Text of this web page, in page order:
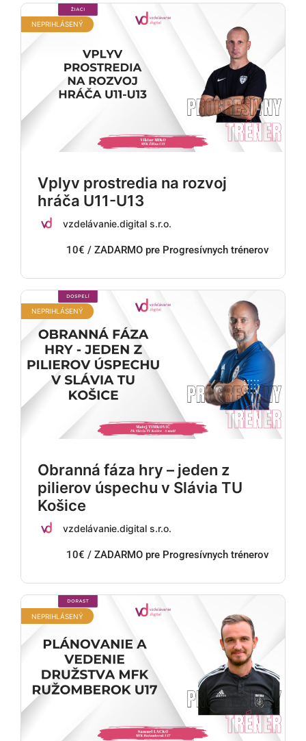
NEPRIHLÁSENÝ
Vplyv prostredia na rozvoj
hráča U11-U13
vzdelávanie.digital s.r.o.
10€ / ZADARMO pre Progresívnych trénerov
NEPRIHLÁSENÝ
Obranná fáza hry – jeden z
pilierov úspechu v Slávia TU
Košice
vzdelávanie.digital s.r.o.
10€ / ZADARMO pre Progresívnych trénerov
NEPRIHLÁSENÝ